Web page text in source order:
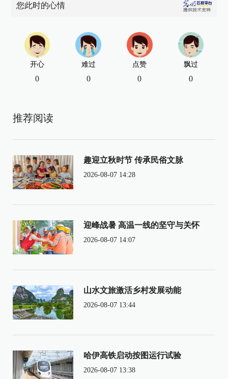
您此时的心情
开心
0
难过
0
点赞
0
飘过
0
推荐阅读
趣迎立秋时节 传承民俗文脉
2026-08-07 14:28
迎峰战暑 高温一线的坚守与关怀
2026-08-07 14:07
山水文旅激活乡村发展动能
2026-08-07 13:44
哈伊高铁启动按图运行试验
2026-08-07 13:38